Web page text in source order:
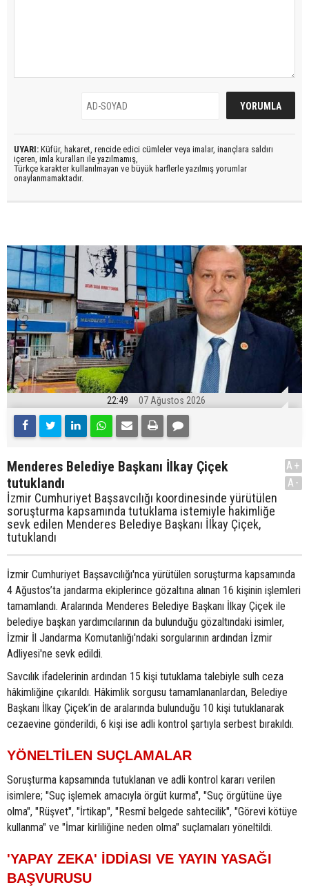
UYARI: Küfür, hakaret, rencide edici cümleler veya imalar, inançlara saldırı
içeren, imla kuralları ile yazılmamış,
Türkçe karakter kullanılmayan ve büyük harflerle yazılmış yorumlar
onaylanmamaktadır.
22:49 07 Ağustos 2026
Menderes Belediye Başkanı İlkay Çiçek
tutuklandı
İzmir Cumhuriyet Başsavcılığı koordinesinde yürütülen
soruşturma kapsamında tutuklama istemiyle hakimliğe
sevk edilen Menderes Belediye Başkanı İlkay Çiçek,
tutuklandı
A+
A-
İzmir Cumhuriyet Başsavcılığı'nca yürütülen soruşturma kapsamında
4 Ağustos’ta jandarma ekiplerince gözaltına alınan 16 kişinin işlemleri
tamamlandı. Aralarında Menderes Belediye Başkanı İlkay Çiçek ile
belediye başkan yardımcılarının da bulunduğu gözaltındaki isimler,
İzmir İl Jandarma Komutanlığı'ndaki sorgularının ardından İzmir
Adliyesi'ne sevk edildi.
Savcılık ifadelerinin ardından 15 kişi tutuklama talebiyle sulh ceza
hâkimliğine çıkarıldı. Hâkimlik sorgusu tamamlananlardan, Belediye
Başkanı İlkay Çiçek’in de aralarında bulunduğu 10 kişi tutuklanarak
cezaevine gönderildi, 6 kişi ise adli kontrol şartıyla serbest bırakıldı.
YÖNELTİLEN SUÇLAMALAR
Soruşturma kapsamında tutuklanan ve adli kontrol kararı verilen
isimlere; "Suç işlemek amacıyla örgüt kurma", "Suç örgütüne üye
olma", "Rüşvet", "İrtikap", "Resmî belgede sahtecilik", "Görevi kötüye
kullanma" ve "İmar kirliliğine neden olma" suçlamaları yöneltildi.
'YAPAY ZEKA' İDDİASI VE YAYIN YASAĞI
BAŞVURUSU